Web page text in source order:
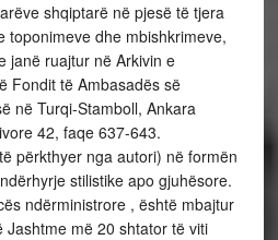
shqiptarë në pjesë të tjera
toponimeve dhe mbishkrimeve,
janë ruajtur në Arkivin e
Fondit të Ambasadës së
në Turqi-Stamboll, Ankara
42, faqe 637-643.
përkthyer nga autori) në formën
stilistike apo gjuhësore.
ndërministrore , është mbajtur
Jashtme më 20 shtator të viti